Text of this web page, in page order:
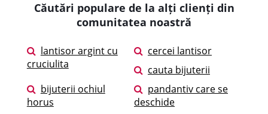
Căutări populare de la alți clienți din
comunitatea noastră
lantisor argint cu
cruciulita
cercei lantisor
cauta bijuterii
bijuterii ochiul
horus
pandantiv care se
deschide